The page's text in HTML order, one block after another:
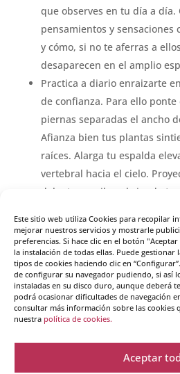
Este sitio web utiliza Cookies para recopilar
mejorar nuestros servicios y mostrarle
preferencias. Si hace clic en el botón
la instalación de todas ellas. Puede gestionar
tipos de cookies haciendo clic en
de configurar su navegador pudiendo, si así
instaladas en su disco duro, aunque deberá
podrá ocasionar dificultades de navegación
consultar más información sobre las cookies
nuestra política de cookies.
Aceptar
que observes en tu día a día.
pensamientos y sensaciones
y cómo, si no te aferras a
desaparecen en el amplio
Practica a diario enraizarte
de confianza. Para ello ponte
piernas separadas el ancho
Afianza bien tus plantas
raíces. Alarga tu espalda
vertebral hacia el cielo.
delante y arriba, abriendo tu
25 grados del cuerpo, con las
bien abiertas y mirando
unos rayos saliesen de tus
Respira profundamente.
de los pies hasta la coronilla,
coronilla a las plantas de los
Cada vez que sales de tu